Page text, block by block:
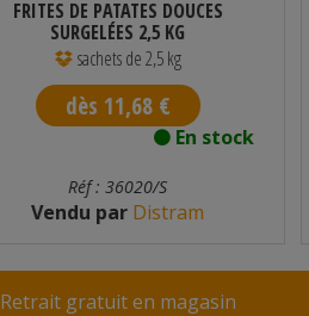
FRITES DE PATATES DOUCES
SURGELÉES 2,5 KG
sachets de 2,5 kg
dès 11,68 €
En stock
Réf : 36020/S
Vendu par Distram
Retrait gratuit en magasin